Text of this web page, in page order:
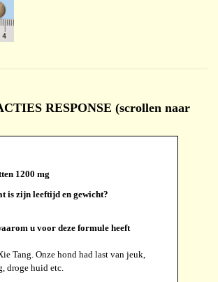
RESPONSE (scrollen naar
1200 mg
is zijn leeftijd en gewicht?
u voor deze formule heeft
Tang. Onze hond had last van jeuk,
droge huid etc.